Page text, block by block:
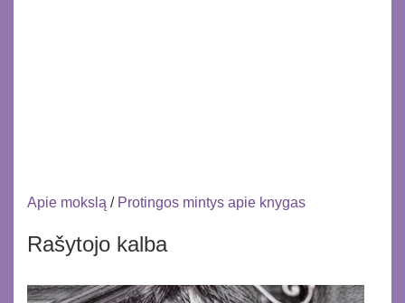
Apie mokslą / Protingos mintys apie knygas
Rašytojo kalba